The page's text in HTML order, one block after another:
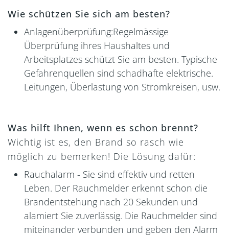
Wie schützen Sie sich am besten?
Anlagenüberprüfung:Regelmässige
Überprüfung ihres Haushaltes und
Arbeitsplatzes schützt Sie am besten. Typische
Gefahrenquellen sind schadhafte elektrische.
Leitungen, Überlastung von Stromkreisen, usw.
Was hilft Ihnen, wenn es schon brennt?
Wichtig ist es, den Brand so rasch wie
möglich zu bemerken! Die Lösung dafür:
Rauchalarm - Sie sind effektiv und retten
Leben. Der Rauchmelder erkennt schon die
Brandentstehung nach 20 Sekunden und
alamiert Sie zuverlässig. Die Rauchmelder sind
miteinander verbunden und geben den Alarm